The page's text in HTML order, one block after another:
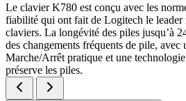
Le clavier K780 est conçu avec les
fiabilité qui ont fait de Logitech le leader
claviers. La longévité des piles jusqu’à
des changements fréquents de pile, avec
Marche/Arrêt pratique et une
préserve les piles.